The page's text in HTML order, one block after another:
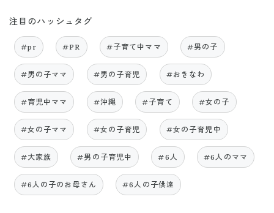
注目のハッシュタグ
#pr #PR #子育て中ママ #男の子
#男の子ママ #男の子育児 #おきなわ
#育児中ママ #沖縄 #子育て #女の子
#女の子ママ #女の子育児 #女の子育児中
#大家族 #男の子育児中 #6人 #6人のママ
#6人の子のお母さん #6人の子供達